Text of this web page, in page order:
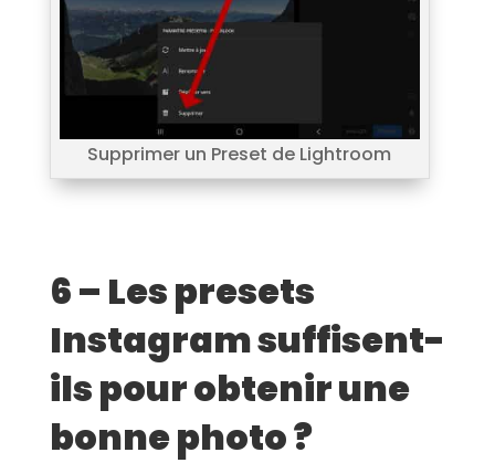
Supprimer un Preset de Lightroom
6 – Les presets
Instagram suffisent-
ils pour obtenir une
bonne photo ?